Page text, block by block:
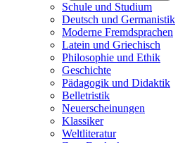
Schule und Studium
Deutsch und Germanistik
Moderne Fremdsprachen
Latein und Griechisch
Philosophie und Ethik
Geschichte
Pädagogik und Didaktik
Belletristik
Neuerscheinungen
Klassiker
Weltliteratur